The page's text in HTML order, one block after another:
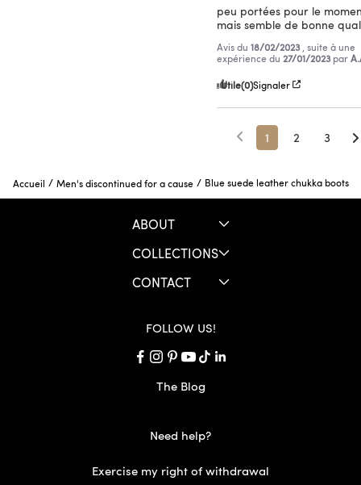
peu portées pour le
mais semble de bonne
Avis du 18/02/2023 , suite à une
expérience du 27/01/2023 par
Utile(0)Signaler
1 2 3
Accueil / Men's discontinued for a cause / Blue suede leather chukka boots
ABOUT
COLLECTIONS
CONTACT
FOLLOW US!
The Blog
Need help?
Exercise my right of withdrawal